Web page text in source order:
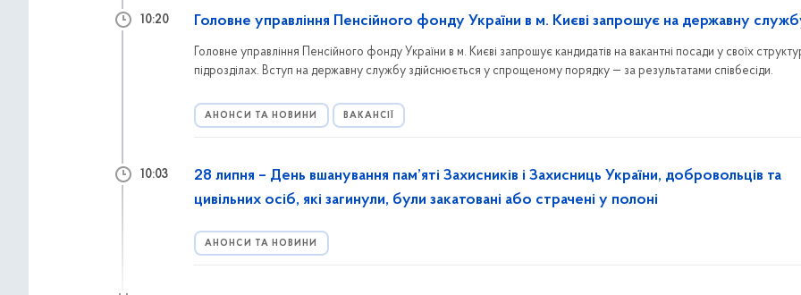
Головне управління Пенсійного фонду України в м. Києві запрошує на державну
Головне управління Пенсійного фонду України в м. Києві запрошує кандидатів на вакантні посади у своїх
підрозділах. Вступ на державну службу здійснюється у спрощеному порядку — за результатами співбесіди.
АНОНСИ ТА НОВИНИ ВАКАНСІЇ
10:20
28 липня – День вшанування пам’яті Захисників і Захисниць України, добровольців та
цивільних осіб, які загинули, були закатовані або страчені у полоні
АНОНСИ ТА НОВИНИ
10:03